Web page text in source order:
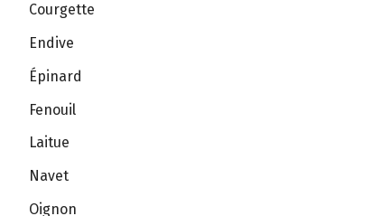
Courgette
Endive
Épinard
Fenouil
Laitue
Navet
Oignon